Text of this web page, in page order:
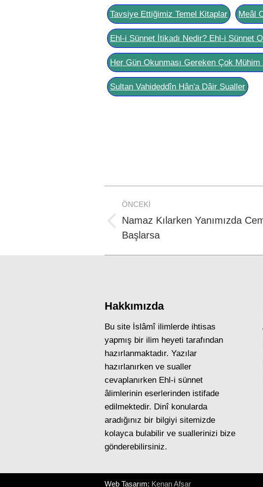
Tavsiye Ettiğimiz Temel Kitaplar Meâl
Ehl-i Sünnet İtikadı Nedir? Ehl-i Sünnet
Her Gün Okunması Gereken Çok Mühim
Sultan Vahideddîn Hân'a Dâir Sualler
Post
navigation
ÖNCEKI
Previous
post:
Namaz Kılarken Yanımızda
Başlarsa
Hakkımızda
Bu site İslâmî ilimlerde ihtisas
yapmış bir ilim heyeti tarafından
hazırlanmaktadır. Yazılar
hazırlanırken ve sualler
cevaplanırken Ehl-i sünnet
âlimlerinin eserlerinden istifade
edilmektedir. Dinî konularda
aradığınız bir bilgiyi sitemizde
kolayca bulabilir ve suallerinizi bize
gönderebilirsiniz.
Web Tasarım: Kenan Afşar